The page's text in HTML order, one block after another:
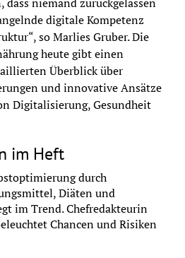
digitale Kompetenz
so Marlies Gruber. Die
heute gibt einen
Überblick über
und innovative Ansätze
Digitalisierung, Gesundheit
im Heft
durch
Diäten und
im Trend. Chefredakteurin
Chancen und Risiken